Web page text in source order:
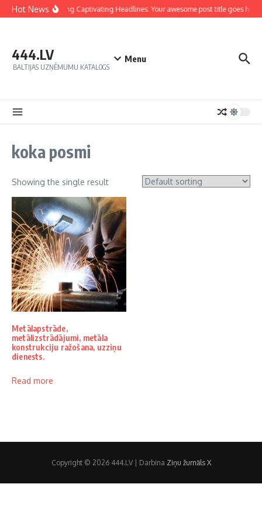
Hot NewsCrafting Captivating Headlines: Your awesome post title goes here
444.LV
BALTIJAS UZŅĒMUMU KATALOGS
Menu
koka posmi
Showing the single result
Metālapstrāde,
metālizstrādājumi, metāla
konstrukciju ražošana, uzziņu
dienests.
Read more
Copyright © 2026 444.LV | Darbina Ziņu žurnāls X